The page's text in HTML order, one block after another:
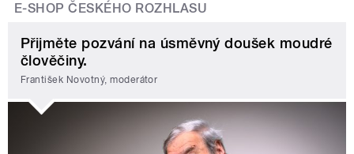
E-SHOP ČESKÉHO ROZHLASU
Přijměte pozvání na úsměvný doušek moudré
člověčiny.
František Novotný, moderátor